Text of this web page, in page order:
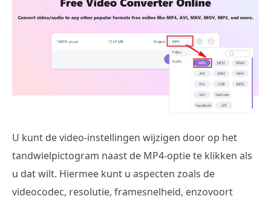
U kunt de video-instellingen wijzigen door op het
tandwielpictogram naast de MP4-optie te klikken als
u dat wilt. Hiermee kunt u aspecten zoals de
videocodec, resolutie, framesnelheid, enzovoort